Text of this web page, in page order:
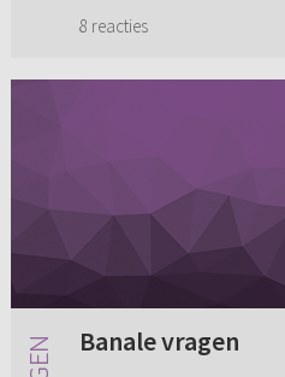
8 reacties
Banale vragen